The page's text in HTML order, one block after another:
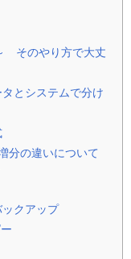
そのやり方で大丈
とシステムで分け
分の違いについて
クアップ